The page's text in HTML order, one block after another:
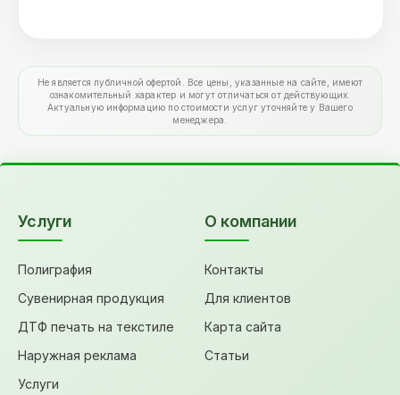
Не является публичной офертой. Все цены, указанные на сайте, имеют
ознакомительный характер и могут отличаться от действующих.
Актуальную информацию по стоимости услуг уточняйте у Вашего
менеджера.
Услуги
Полиграфия
Сувенирная продукция
ДТФ печать на текстиле
Наружная реклама
Услуги
О компании
Контакты
Для клиентов
Карта сайта
Статьи